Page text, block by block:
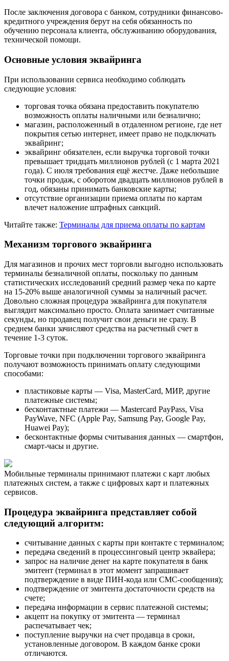
После заключения договора с банком, сотрудники финансово-
кредитного учреждения берут на себя обязанность по
обучению персонала клиента, обслуживанию оборудования,
технической помощи.
Основные условия эквайринга
При использовании сервиса необходимо соблюдать
следующие условия:
торговая точка обязана предоставить покупателю
возможность оплаты наличными или безналично;
магазин, расположенный в отдаленном регионе, где нет
покрытия сетью интернет, имеет право не подключать
эквайринг;
эквайринг обязателен, если выручка торговой точки
превышает тридцать миллионов рублей (с 1 марта 2021
года). С июля требования ещё жестче. Даже небольшие
точки продаж, с оборотом двадцать миллионов рублей в
год, обязаны принимать банковские карты;
отсутствие организации приема оплаты по картам
влечет наложение штрафных санкций.
Читайте также: Терминалы для приема оплаты по картам
Механизм торгового эквайринга
Для магазинов и прочих мест торговли выгодно использовать
терминалы безналичной оплаты, поскольку по данным
статистических исследований средний размер чека по карте
на 15-20% выше аналогичной суммы за наличный расчет.
Довольно сложная процедура эквайринга для покупателя
выглядит максимально просто. Оплата занимает считанные
секунды, но продавец получит свои деньги не сразу. В
среднем банки зачисляют средства на расчетный счет в
течение 1-3 суток.
Торговые точки при подключении торгового эквайринга
получают возможность принимать оплату следующими
способами:
пластиковые карты — Visa, MasterCard, МИР, другие
платежные системы;
бесконтактные платежи — Mastercard PayPass, Visa
PayWave, NFC (Apple Pay, Samsung Pay, Google Pay,
Huawei Pay);
бесконтактные формы считывания данных — смартфон,
смарт-часы и другие.
Мобильные терминалы принимают платежи с карт любых
платежных систем, а также с цифровых карт и платежных
сервисов.
Процедура эквайринга представляет собой
следующий алгоритм:
считывание данных с карты при контакте с терминалом;
передача сведений в процессинговый центр эквайера;
запрос на наличие денег на карте покупателя в банк
эмитент (терминал в этот момент запрашивает
подтверждение в виде ПИН-кода или СМС-сообщения);
подтверждение от эмитента достаточности средств на
счете;
передача информации в сервис платежной системы;
акцепт на покупку от эмитента — терминал
распечатывает чек;
поступление выручки на счет продавца в сроки,
установленные договором. В каждом банке сроки
отличаются.